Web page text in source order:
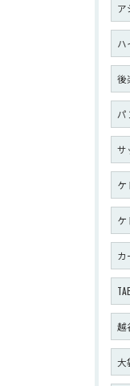
ア
ハ
後
パ
サ
ケ
ケ
カ
大